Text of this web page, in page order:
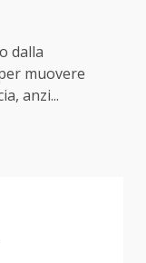
dalla
muovere
anzi...